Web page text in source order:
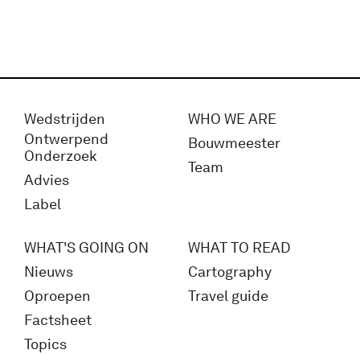
Wedstrijden
Ontwerpend
Onderzoek
Advies
Label
WHO WE ARE
Bouwmeester
Team
WHAT'S GOING ON
Nieuws
Oproepen
Factsheet
Topics
WHAT TO READ
Cartography
Travel guide